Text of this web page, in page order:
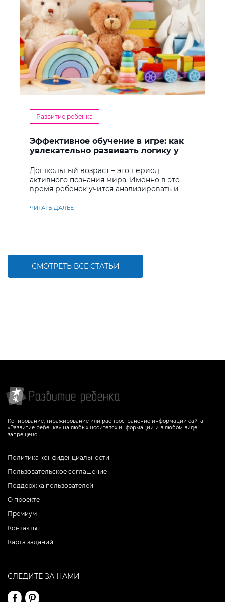
Развитие ребенка
Эффективное обучение в игре: как
увлекательно развивать логику у
Дошкольный возраст – это период
активного познания мира. Именно в это
время ребенок учится анализировать и
ЧИТАТЬ ДАЛЕЕ
СМОТРЕТЬ ВСЕ СТАТЬИ
Копирование, тиражирование или распространение информации сайта
«Развитие ребенка» на любых носителях информации и в любом виде
запрещено.
Политика конфиденциальности
Пользовательское соглашение
Поддержка пользователей
О проекте
Премиум
Контакты
Карта заданий
СЛЕДИТЕ ЗА НАМИ